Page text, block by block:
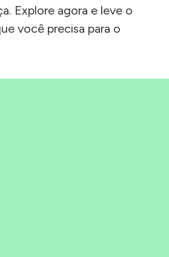
Explore agora e leve o
você precisa para o